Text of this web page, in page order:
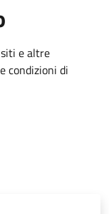
e altre
condizioni di